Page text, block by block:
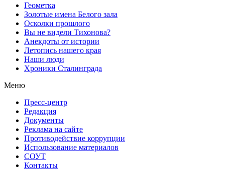
Геометка
Золотые имена Белого зала
Осколки прошлого
Вы не видели Тихонова?
Анекдоты от истории
Летопись нашего края
Наши люди
Хроники Сталинграда
Меню
Пресс-центр
Редакция
Документы
Реклама на сайте
Противодействие коррупции
Использование материалов
СОУТ
Контакты